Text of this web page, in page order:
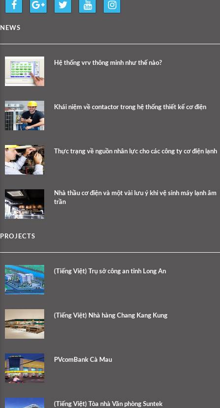
NEWS
Hệ thống vrv thông minh như thế nào?
Khái niệm về contactor trong hệ thống thiết kế cơ điện
Thực trạng về nguồn nhân lực cho các công ty cơ điện lạnh
Nhà thầu cơ điện và một vài lưu ý khi vệ sinh máy lạnh âm
trần
PROJECTS
(Tiếng Việt) Trụ sở công an tỉnh Long An
(Tiếng Việt) Nhà hàng Chang Kang Kung
PVcomBank Cà Mau
(Tiếng Việt) Tòa nhà Văn phòng Suntek